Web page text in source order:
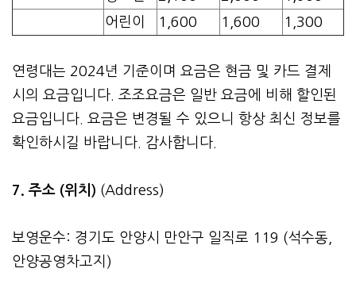
어린이
1,600 1,600 1,300
연령대는 2024년 기준이며 요금은 현금 및 카드 결제
시의 요금입니다. 조조요금은 일반 요금에 비해 할인된
요금입니다. 요금은 변경될 수 있으니 항상 최신 정보를
확인하시길 바랍니다. 감사합니다.
7. 주소 (위치) (Address)
보영운수: 경기도 안양시 만안구 일직로 119 (석수동,
안양공영차고지)